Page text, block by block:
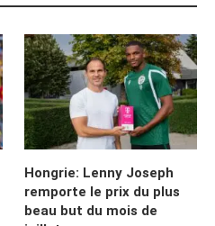
Hongrie: Lenny Joseph
remporte le prix du plus
beau but du mois de